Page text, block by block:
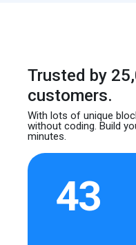
Trusted by
customers.
With lots of unique
without coding. Build
minutes.
43